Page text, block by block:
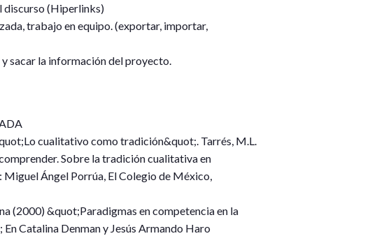
discurso (Hiperlinks)
trabajo en equipo. (exportar, importar,
sacar la información del proyecto.
cualitativo como tradición&quot;. Tarrés, M.L.
Sobre la tradición cualitativa en
Ángel Porrúa, El Colegio de México,
(2000) &quot;Paradigmas en competencia en la
Catalina Denman y Jesús Armando Haro